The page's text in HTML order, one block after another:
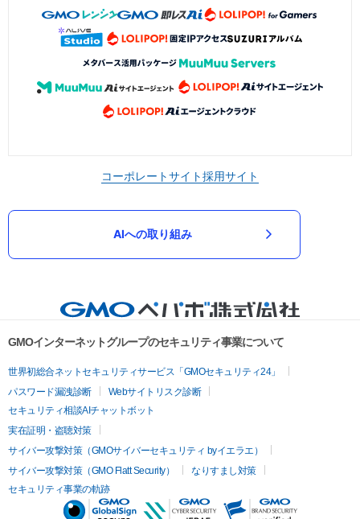
コーポレートサイト採用サイト
AIへの取り組み
GMOインターネットグループのセキュリティ事業について
世界初総合ネットセキュリティサービス「GMOセキュリティ24」
パスワード漏洩診断
Webサイトリスク診断
セキュリティ相談AIチャットボット
実在証明・盗聴対策
サイバー攻撃対策（GMOサイバーセキュリティ byイエラエ）
サイバー攻撃対策（GMO Flatt Security）
なりすまし対策
セキュリティ事業の軌跡